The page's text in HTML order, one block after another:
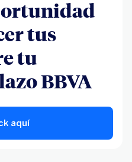
tus
tu
BBVA
aquí